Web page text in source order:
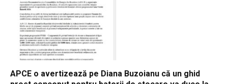
APCE o avertizează pe Diana Buzoianu că un ghid